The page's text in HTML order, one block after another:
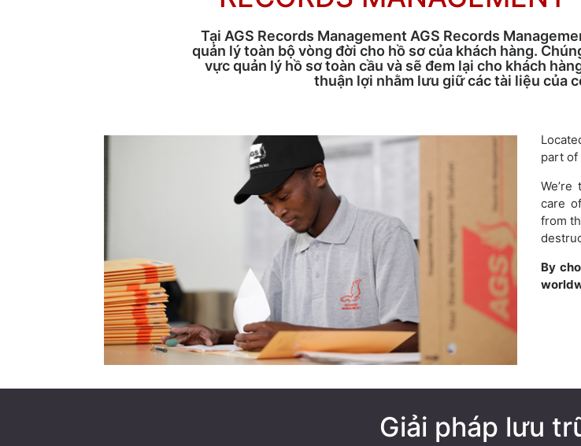
Tại AGS Records Management AGS Records
quản lý toàn bộ vòng đời cho hồ sơ của khách hàng.
vực quản lý hồ sơ toàn cầu và sẽ đem lại cho khách
thuận lợi nhằm lưu giữ các tài liệu của
part of
care
from
By
Giải pháp lưu